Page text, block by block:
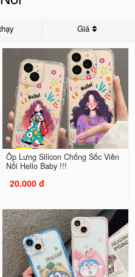
Giá
Ốp Lưng Silicon Chống Sốc Viền
Nổi Hello Baby !!!
20.000 đ